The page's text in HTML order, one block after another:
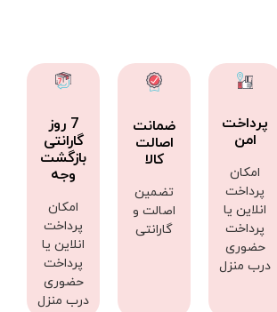
پرداخت
امن
امکان
پرداخت
انلاین یا
پرداخت
حضوری
درب منزل
ضمانت
اصالت
کالا
تضمین
اصالت و
گارانتی
7 روز
گارانتی
بازگشت
وجه
امکان
پرداخت
انلاین یا
پرداخت
حضوری
درب منزل